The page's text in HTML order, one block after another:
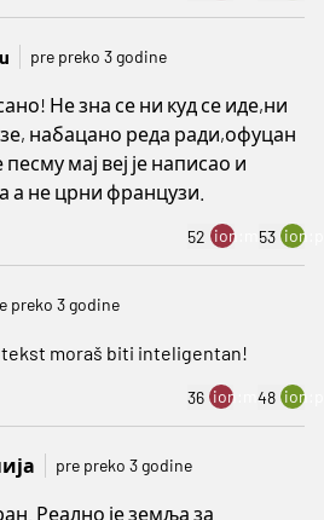
pre preko 3 godine
Не зна се ни куд се иде,ни
набацано реда ради,офуцан
мај веј је написао и
а не црни французи.
52 ion:minus
53
preko 3 godine
tekst moraš biti inteligentan!
36 ion:minus
48
pre preko 3 godine
Реално је земља за